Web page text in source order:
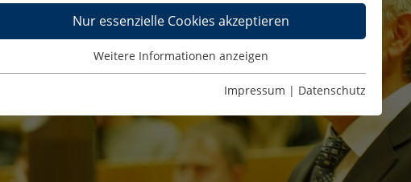
Nur essenzielle Cookies akzeptieren
Weitere Informationen anzeigen
Impressum | Datenschutz